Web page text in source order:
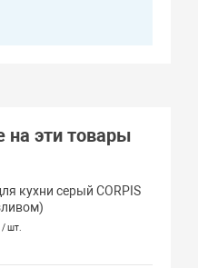
на эти товары
кухни серый CORPIS
/ шт.